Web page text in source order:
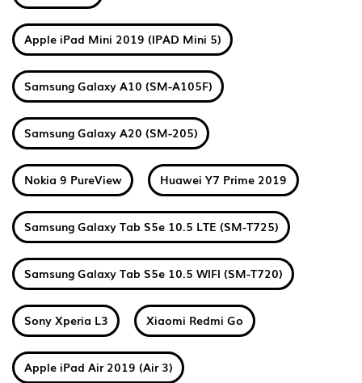
Apple iPad Mini 2019 (IPAD Mini 5)
Samsung Galaxy A10 (SM-A105F)
Samsung Galaxy A20 (SM-205)
Nokia 9 PureView Huawei Y7 Prime 2019
Samsung Galaxy Tab S5e 10.5 LTE (SM-T725)
Samsung Galaxy Tab S5e 10.5 WIFI (SM-T720)
Sony Xperia L3 Xiaomi Redmi Go
Apple iPad Air 2019 (Air 3)